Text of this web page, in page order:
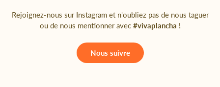
Rejoignez-nous sur Instagram et n'oubliez pas de nous taguer
ou de nous mentionner avec #vivaplancha !
Nous suivre